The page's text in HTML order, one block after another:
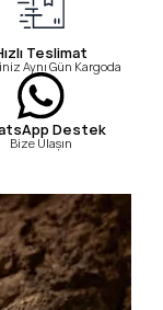
Teslimat
Aynı Gün Kargoda
Destek
Bize Ulaşın